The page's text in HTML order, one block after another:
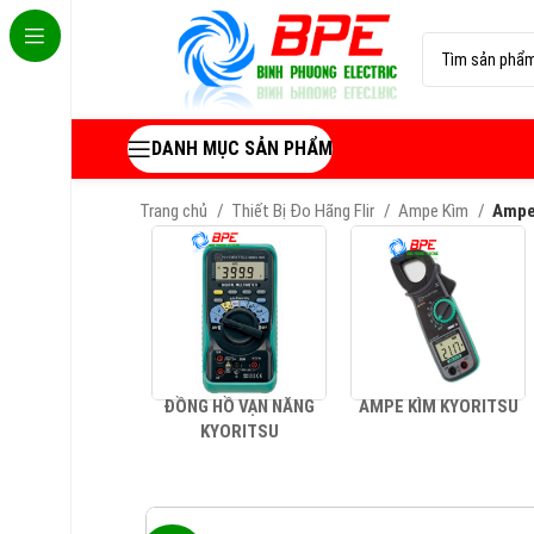
DANH MỤC SẢN PHẨM
Trang chủ Thiết Bị Đo Hãng Flir Ampe Kìm
ĐỒNG HỒ VẠN NĂNG
KYORITSU
AMPE KÌM KYORITSU